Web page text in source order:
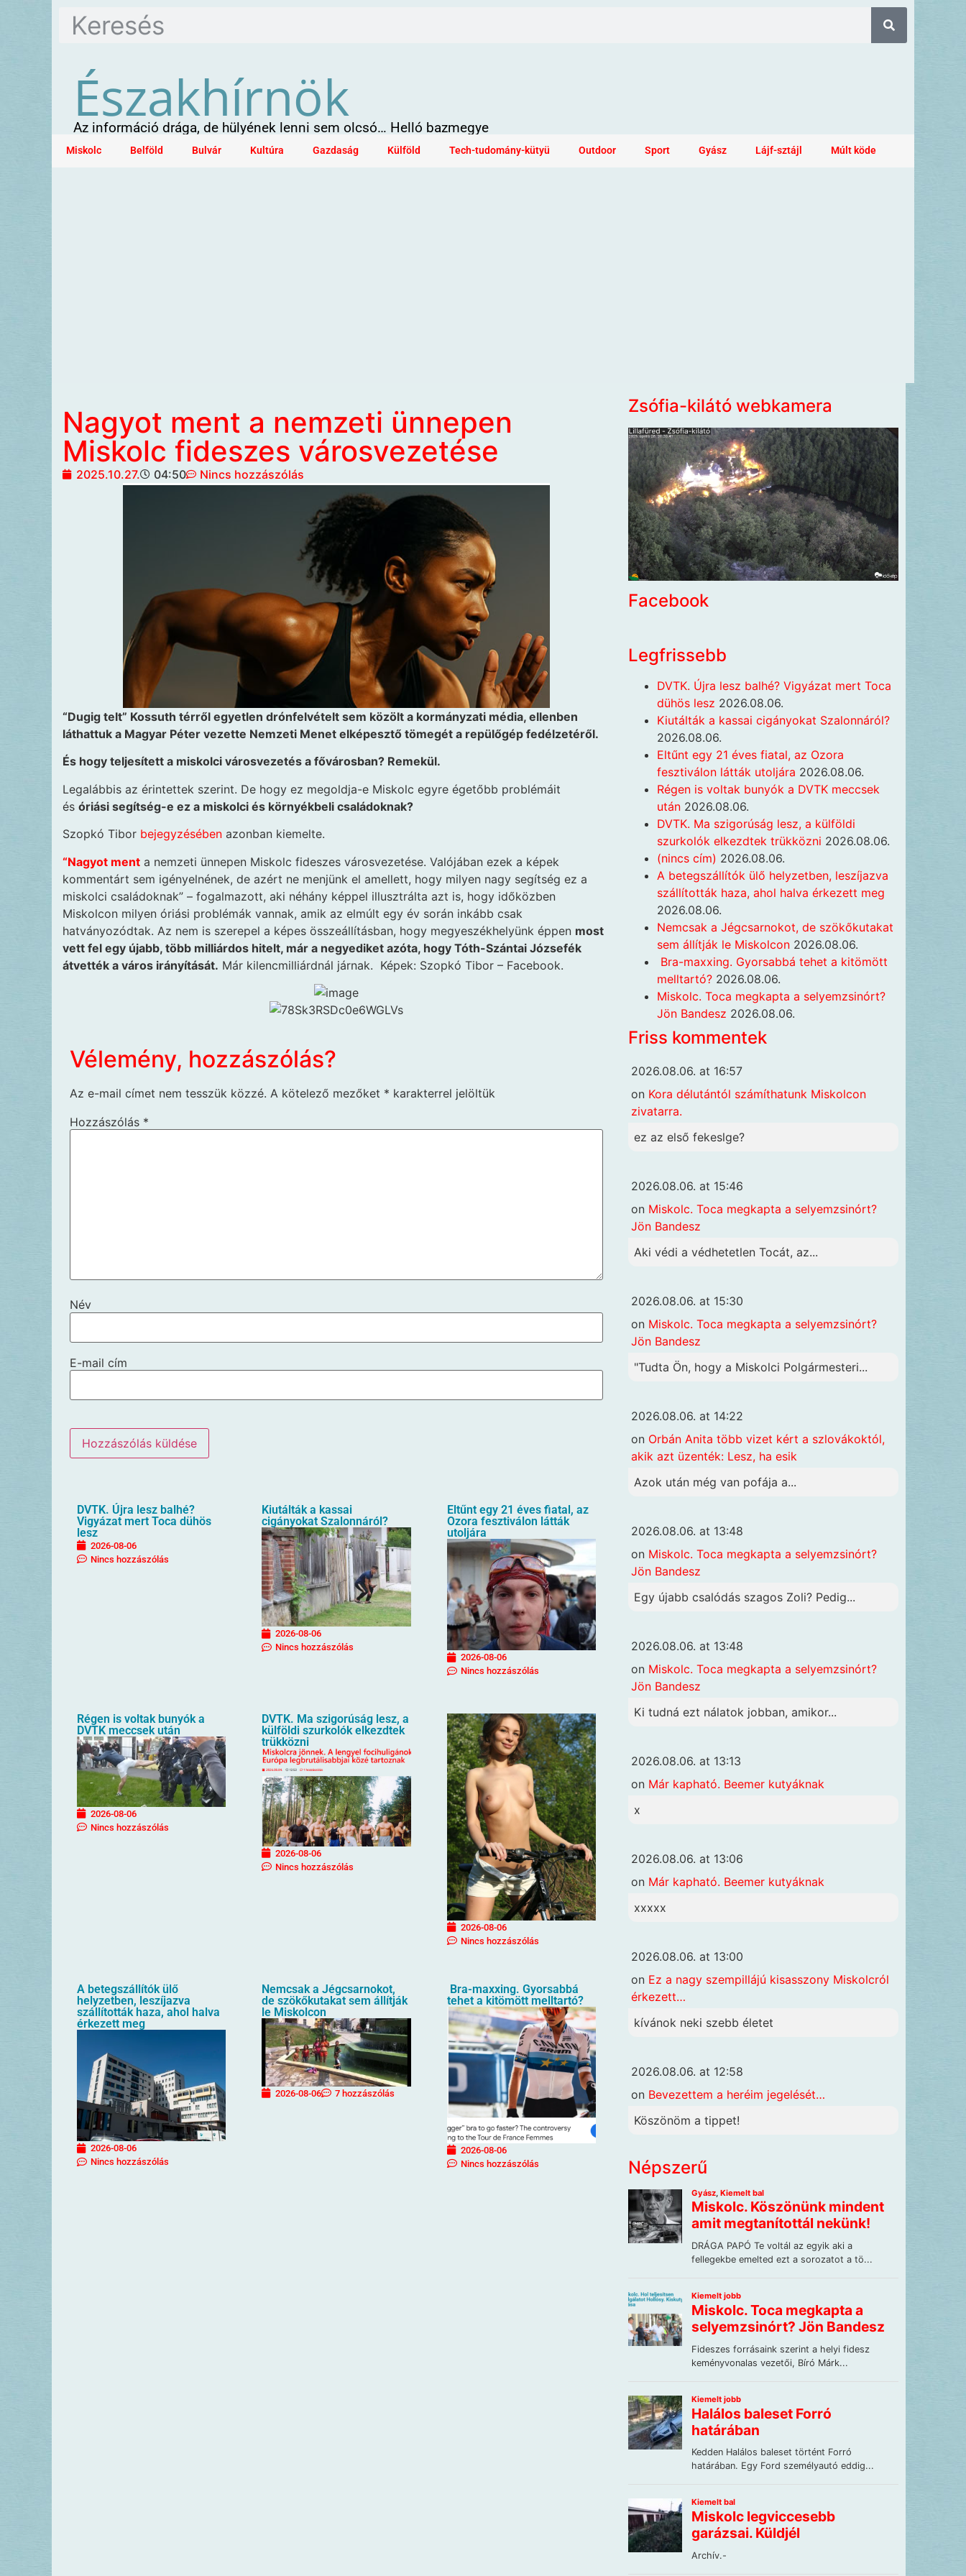
Északhírnök
Az információ drága, de hülyének lenni sem olcsó… Helló bazmegye
Miskolc Belföld Bulvár Kultúra Gazdaság Külföld Tech-tudomány-kütyü Outdoor Sport Gyász Lájf-sztájl Múlt köde
Nagyot ment a nemzeti ünnepen
Miskolc fideszes városvezetése
2025.10.27. 04:50 Nincs hozzászólás
“Dugig telt” Kossuth térről egyetlen drónfelvételt sem közölt a kormányzati média, ellenben
láthattuk a Magyar Péter vezette Nemzeti Menet elképesztő tömegét a repülőgép fedélzetéről.
És hogy teljesített a miskolci városvezetés a fővárosban? Remekül.
Legalábbis az érintettek szerint. De hogy ez megoldja-e Miskolc egyre égetőbb problémáit
és óriási segítség-e ez a miskolci és környékbeli családoknak?
Szopkó Tibor bejegyzésében azonban kiemelte.
“Nagyot ment a nemzeti ünnepen Miskolc fideszes városvezetése. Valójában ezek a képek
kommentárt sem igényelnének, de azért ne menjünk el amellett, hogy milyen nagy segítség ez a
miskolci családoknak” – fogalmazott, aki néhány képpel illusztrálta azt is, hogy időközben
Miskolcon milyen óriási problémák vannak, amik az elmúlt egy év során inkább csak
hatványozódtak. Az nem is szerepel a képes összeállításban, hogy megyeszékhelyünk éppen most
vett fel egy újabb, több milliárdos hitelt, már a negyediket azóta, hogy Tóth-Szántai Józsefék
átvették a város irányítását. Már kilencmilliárdnál járnak. Képek: Szopkó Tibor – Facebook.
Vélemény, hozzászólás?
Az e-mail címet nem tesszük közzé. A kötelező mezőket * karakterrel jelöltük
Hozzászólás *
Név
E-mail cím
DVTK. Újra lesz balhé?
Vigyázat mert Toca dühös
lesz
2026-08-06
Nincs hozzászólás
Kiutálták a kassai
cigányokat Szalonnáról?
2026-08-06
Nincs hozzászólás
Eltűnt egy 21 éves fiatal, az
Ozora fesztiválon látták
utoljára
2026-08-06
Nincs hozzászólás
Régen is voltak bunyók a
DVTK meccsek után
2026-08-06
Nincs hozzászólás
DVTK. Ma szigorúság lesz, a
külföldi szurkolók elkezdtek
trükközni
2026-08-06
Nincs hozzászólás
2026-08-06
Nincs hozzászólás
A betegszállítók ülő
helyzetben, leszíjazva
szállították haza, ahol halva
érkezett meg
2026-08-06
Nincs hozzászólás
Nemcsak a Jégcsarnokot,
de szökőkutakat sem állítják
le Miskolcon
2026-08-06 7 hozzászólás
Bra-maxxing. Gyorsabbá
tehet a kitömött melltartó?
2026-08-06
Nincs hozzászólás
Zsófia-kilátó webkamera
Facebook
Legfrissebb
DVTK. Újra lesz balhé? Vigyázat mert Toca
dühös lesz 2026.08.06.
Kiutálták a kassai cigányokat Szalonnáról?
2026.08.06.
Eltűnt egy 21 éves fiatal, az Ozora
fesztiválon látták utoljára 2026.08.06.
Régen is voltak bunyók a DVTK meccsek
után 2026.08.06.
DVTK. Ma szigorúság lesz, a külföldi
szurkolók elkezdtek trükközni 2026.08.06.
(nincs cím) 2026.08.06.
A betegszállítók ülő helyzetben, leszíjazva
szállították haza, ahol halva érkezett meg
2026.08.06.
Nemcsak a Jégcsarnokot, de szökőkutakat
sem állítják le Miskolcon 2026.08.06.
Bra-maxxing. Gyorsabbá tehet a kitömött
melltartó? 2026.08.06.
Miskolc. Toca megkapta a selyemzsinórt?
Jön Bandesz 2026.08.06.
Friss kommentek
2026.08.06. at 16:57
on Kora délutántól számíthatunk Miskolcon
zivatarra.
ez az első fekeslge?
2026.08.06. at 15:46
on Miskolc. Toca megkapta a selyemzsinórt?
Jön Bandesz
Aki védi a védhetetlen Tocát, az...
2026.08.06. at 15:30
on Miskolc. Toca megkapta a selyemzsinórt?
Jön Bandesz
"Tudta Ön, hogy a Miskolci Polgármesteri...
2026.08.06. at 14:22
on Orbán Anita több vizet kért a szlovákoktól,
akik azt üzenték: Lesz, ha esik
Azok után még van pofája a...
2026.08.06. at 13:48
on Miskolc. Toca megkapta a selyemzsinórt?
Jön Bandesz
Egy újabb csalódás szagos Zoli? Pedig...
2026.08.06. at 13:48
on Miskolc. Toca megkapta a selyemzsinórt?
Jön Bandesz
Ki tudná ezt nálatok jobban, amikor...
2026.08.06. at 13:13
on Már kapható. Beemer kutyáknak
x
2026.08.06. at 13:06
on Már kapható. Beemer kutyáknak
xxxxx
2026.08.06. at 13:00
on Ez a nagy szempillájú kisasszony Miskolcról
érkezett…
kívánok neki szebb életet
2026.08.06. at 12:58
on Bevezettem a heréim jegelését…
Köszönöm a tippet!
Népszerű